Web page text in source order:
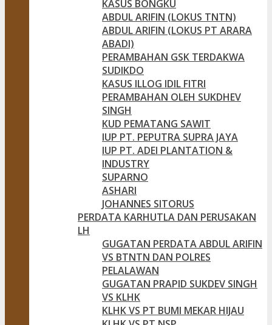
KASUS BONGKU
ABDUL ARIFIN (LOKUS TNTN)
ABDUL ARIFIN (LOKUS PT ARARA
ABADI)
PERAMBAHAN GSK TERDAKWA
SUDIKDO
KASUS ILLOG IDIL FITRI
PERAMBAHAN OLEH SUKDHEV
SINGH
KUD PEMATANG SAWIT
IUP PT. PEPUTRA SUPRA JAYA
IUP PT. ADEI PLANTATION &
INDUSTRY
SUPARNO
ASHARI
JOHANNES SITORUS
PERDATA KARHUTLA DAN PERUSAKAN
LH
GUGATAN PERDATA ABDUL ARIFIN
VS BTNTN DAN POLRES
PELALAWAN
GUGATAN PRAPID SUKDEV SINGH
VS KLHK
KLHK VS PT BUMI MEKAR HIJAU